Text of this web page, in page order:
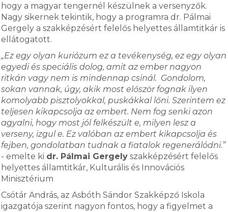
hogy a magyar tengernél készülnek a versenyzők.
Nagy sikernek tekintik, hogy a programra dr. Pálmai
Gergely a szakképzésért felelős helyettes államtitkár is
ellátogatott.
„Ez egy olyan kuriózum ez a tevékenység, ez egy olyan
egyedi és speciális dolog, amit az ember nagyon
ritkán vagy nem is mindennap csinál. Gondolom,
sokan vannak, úgy, akik most először fognak ilyen
komolyabb pisztolyokkal, puskákkal lőni. Szerintem ez
teljesen kikapcsolja az embert. Nem fog senki azon
agyalni, hogy most jól felkészült e, milyen lesz a
verseny, izgul e. Ez valóban az embert kikapcsolja és
fejben, gondolatban tudnak a fiatalok regenerálódni.”
-emelte ki dr. Pálmai Gergely szakképzésért felelős
helyettes államtitkár, Kulturális és Innovációs
Minisztérium
Csótár András, az Asbóth Sándor Szakképző Iskola
igazgatója szerint nagyon fontos, hogy a figyelmet a